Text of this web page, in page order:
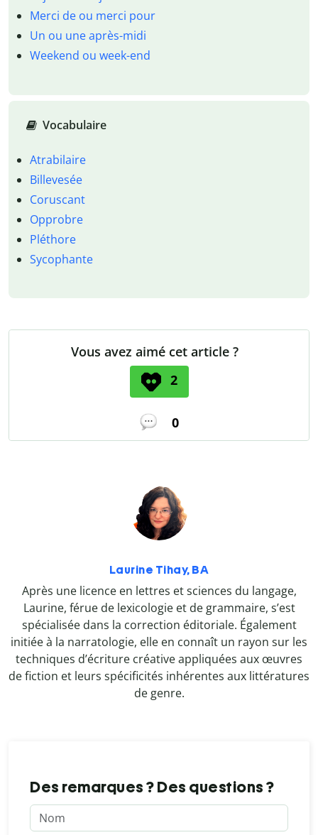
Merci de ou merci pour
Un ou une après-midi
Weekend ou week-end
Vocabulaire
Atrabilaire
Billevesée
Coruscant
Opprobre
Pléthore
Sycophante
Vous avez aimé cet article ?
2
0
Laurine Tihay, BA
Après une licence en lettres et sciences du langage,
Laurine, férue de lexicologie et de grammaire, s’est
spécialisée dans la correction éditoriale. Également
initiée à la narratologie, elle en connaît un rayon sur les
techniques d’écriture créative appliquées aux œuvres
de fiction et leurs spécificités inhérentes aux littératures
de genre.
Des remarques ? Des questions ?